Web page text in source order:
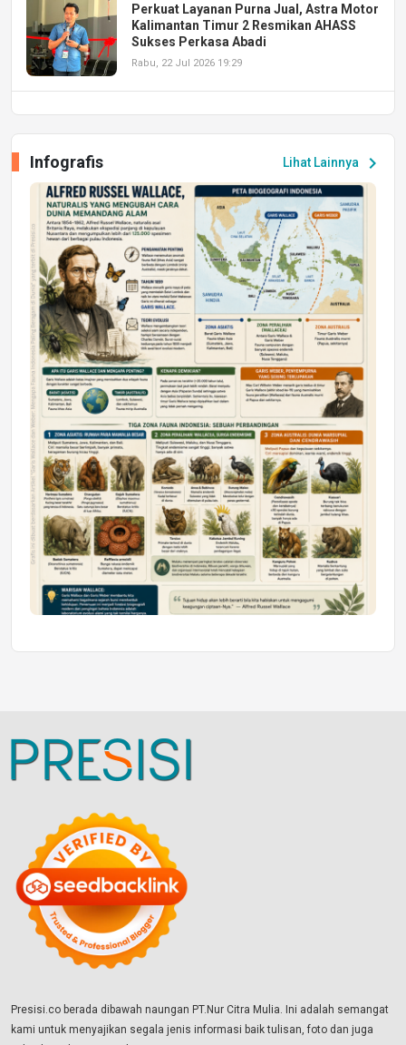
Perkuat Layanan Purna Jual, Astra Motor
Kalimantan Timur 2 Resmikan AHASS
Sukses Perkasa Abadi
Rabu, 22 Jul 2026 19:29
Peluang Kerja dan Magang
Jumat, 17 Jul 2026 22:30
DAERAH
Astra Motor Kalimantan Timur 2 Dukung
Mahasiswa Samarinda dalam Astra
Honda SDGs Future Leaders 2026
Jumat, 10 Jul 2026 19:01
Lihat Lainnya chevron_right
Infografis
Presisi.co berada dibawah naungan PT.Nur Citra Mulia. Ini adalah semangat
kami untuk menyajikan segala jenis informasi baik tulisan, foto dan juga